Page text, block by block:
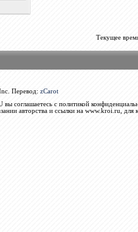
Текущее
Перевод: zCarot
соглашаетесь с политикой
авторства и ссылки на www.kroi.ru, для